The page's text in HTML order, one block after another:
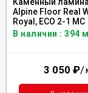
Alpine Floor Real
Royal, ECO 2-1 MC
В наличии : 394
3 050 ₽/